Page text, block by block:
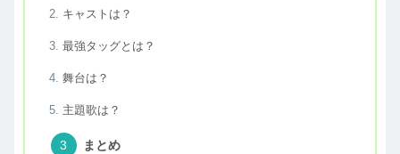
キャストは？
最強タッグとは？
舞台は？
主題歌は？
まとめ